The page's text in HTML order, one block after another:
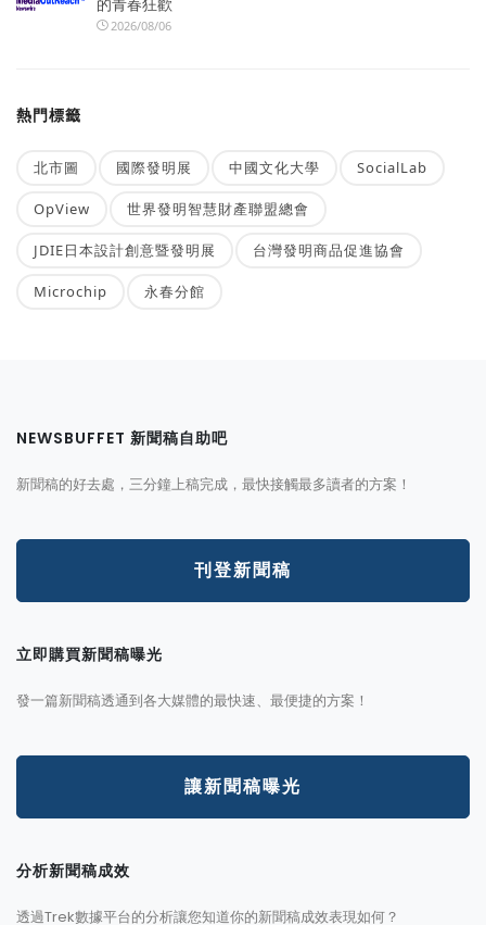
2026/08/06
熱門標籤
北市圖 國際發明展 中國文化大學 SocialLab
OpView 世界發明智慧財產聯盟總會
JDIE日本設計創意暨發明展 台灣發明商品促進協會
Microchip 永春分館
NEWSBUFFET 新聞稿自助吧
新聞稿的好去處，三分鐘上稿完成，最快接觸最多讀者的方案！
刊登新聞稿
立即購買新聞稿曝光
發一篇新聞稿透通到各大媒體的最快速、最便捷的方案！
讓新聞稿曝光
分析新聞稿成效
透過Trek數據平台的分析讓您知道你的新聞稿成效表現如何？